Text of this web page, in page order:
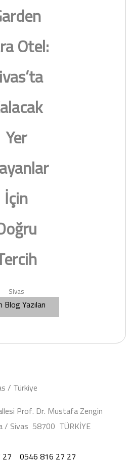
Otel:
Yer
İçin
Sivas
Blog Yazıları
/ Türkiye
Prof. Dr. Mustafa Zengin
/ Sivas 58700 TÜRKİYE
0546 816 27 27